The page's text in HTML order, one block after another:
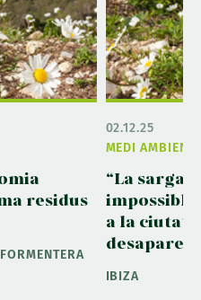
residus
MEDI AMBIENT
02.12.25
“La
impossible
a la ciutat,
IBIZA